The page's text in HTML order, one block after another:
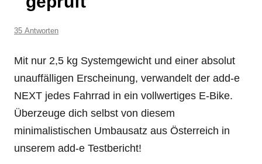
35 Antworten
Mit nur 2,5 kg Systemgewicht und einer absolut
unauffälligen Erscheinung, verwandelt der add-e
NEXT jedes Fahrrad in ein vollwertiges E-Bike.
Überzeuge dich selbst von diesem
minimalistischen Umbausatz aus Österreich in
unserem add-e Testbericht!